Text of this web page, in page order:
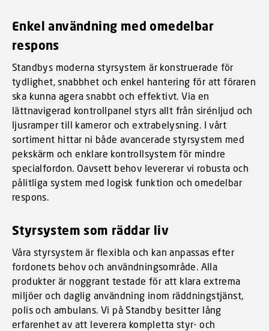
Enkel användning med omedelbar
respons
Standbys moderna styrsystem är konstruerade för
tydlighet, snabbhet och enkel hantering för att föraren
ska kunna agera snabbt och effektivt. Via en
lättnavigerad kontrollpanel styrs allt från sirénljud och
ljusramper till kameror och extrabelysning. I vårt
sortiment hittar ni både avancerade styrsystem med
pekskärm och enklare kontrollsystem för mindre
specialfordon. Oavsett behov levererar vi robusta och
pålitliga system med logisk funktion och omedelbar
respons.
Styrsystem som räddar liv
Våra styrsystem är flexibla och kan anpassas efter
fordonets behov och användningsområde. Alla
produkter är noggrant testade för att klara extrema
miljöer och daglig användning inom räddningstjänst,
polis och ambulans. Vi på Standby besitter lång
erfarenhet av att leverera kompletta styr- och